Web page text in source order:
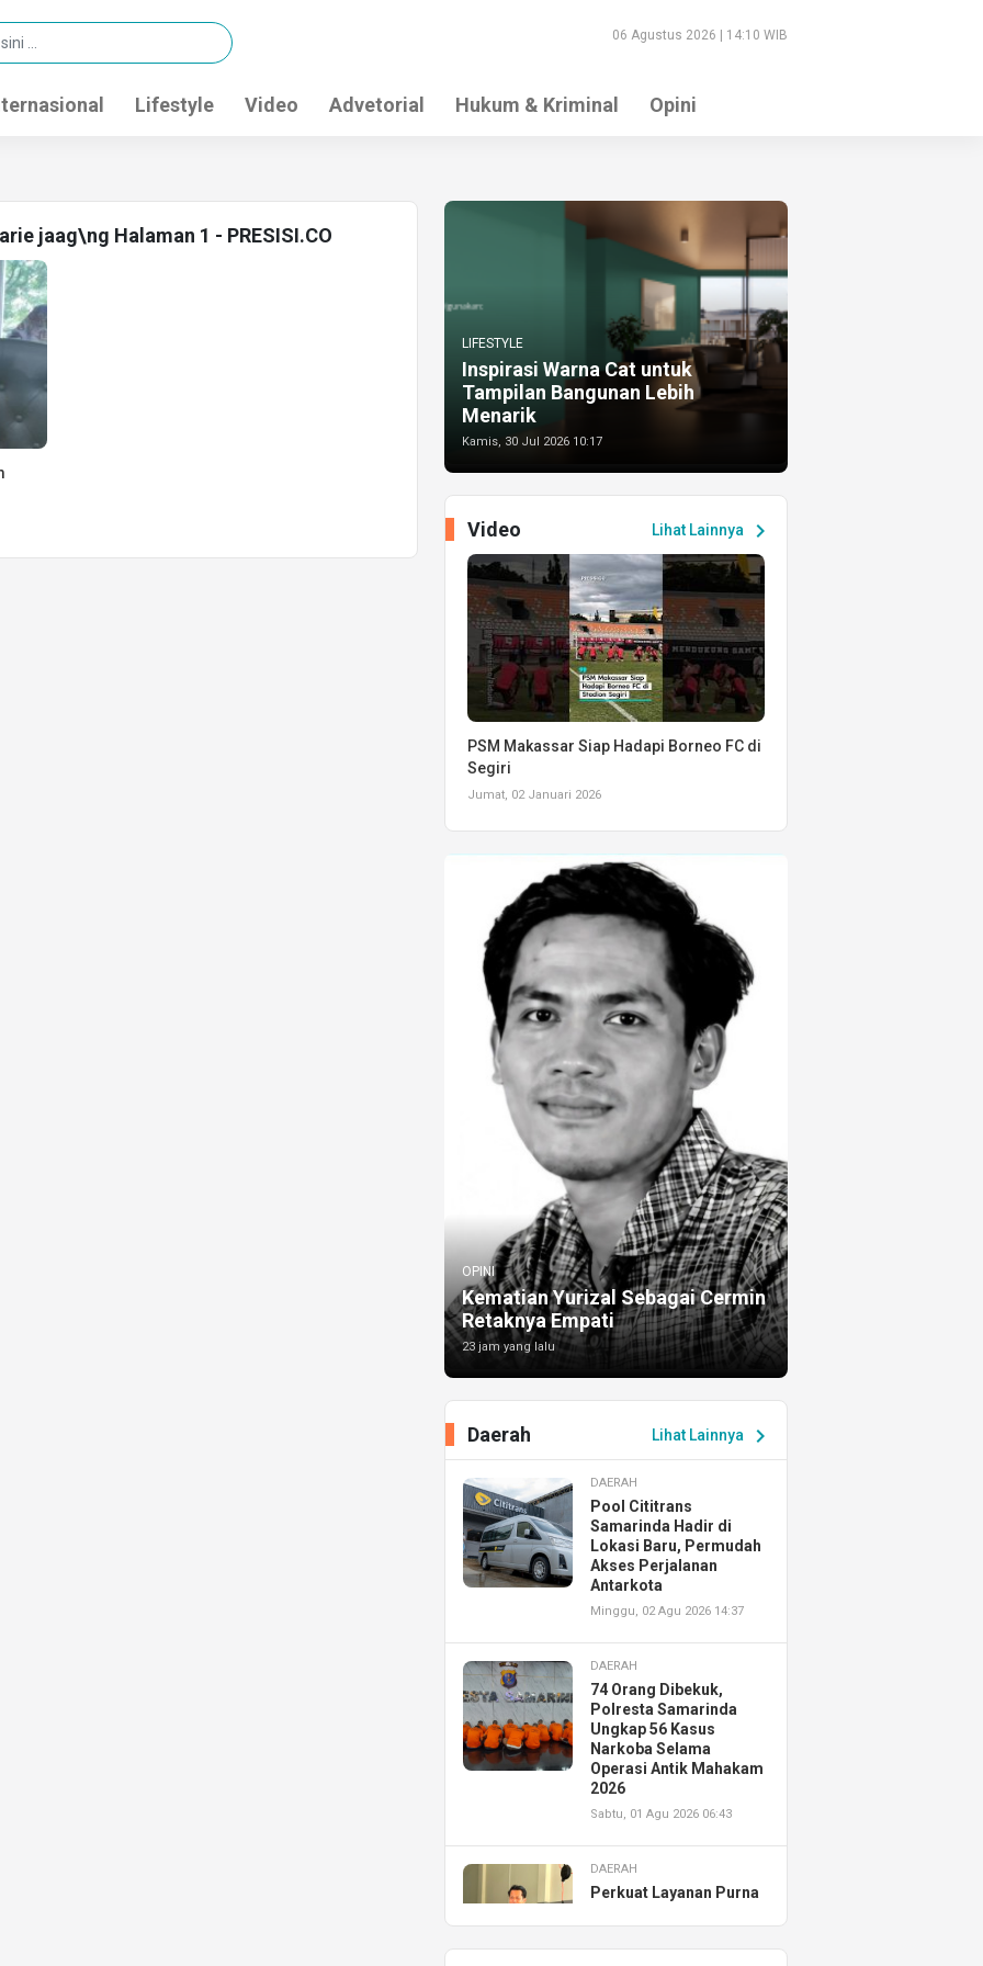
06 Agustus 2026 | 14:10 WIB
Lifestyle Video Advetorial Hukum & Kriminal Opini
jaag\ng Halaman 1 - PRESISI.CO
LIFESTYLE
Inspirasi Warna Cat untuk
Tampilan Bangunan Lebih
Menarik
Kamis, 30 Jul 2026 10:17
Lihat Lainnya chevron_right
Video
PSM Makassar Siap Hadapi Borneo FC di
Segiri
Jumat, 02 Januari 2026
OPINI
Kematian Yurizal Sebagai Cermin
Retaknya Empati
23 jam yang lalu
Lihat Lainnya chevron_right
Daerah
DAERAH
Pool Cititrans
Samarinda Hadir di
Lokasi Baru, Permudah
Akses Perjalanan
Antarkota
Minggu, 02 Agu 2026 14:37
DAERAH
74 Orang Dibekuk,
Polresta Samarinda
Ungkap 56 Kasus
Narkoba Selama
Operasi Antik Mahakam
2026
Sabtu, 01 Agu 2026 06:43
DAERAH
Perkuat Layanan Purna
Resmikan AHASS